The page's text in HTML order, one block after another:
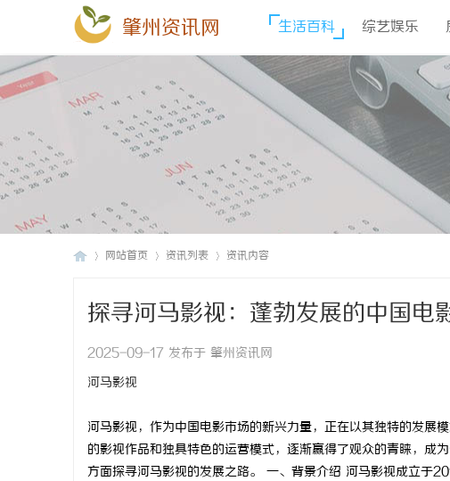
肇州资讯网 生活百科 综艺娱乐
网站首页 资讯列表 资讯内容
探寻河马影视：蓬勃发展的中国电
2025-09-17 发布于 肇州资讯网
河马影视
河马影视，作为中国电影市场的新兴力量，正在以其独特的发展
的影视作品和独具特色的运营模式，逐渐赢得了观众的青睐，成
方面探寻河马影视的发展之路。 一、背景介绍 河马影视成立于